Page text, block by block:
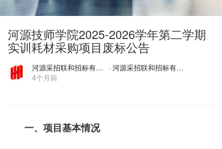
t
河源技师学院2025-2026学年第二学期
实训耗材采购项目废标公告
河源采招联和招标有限公司
· 河源采招联和招标有限公司
4个月前
一、 项目基本情况